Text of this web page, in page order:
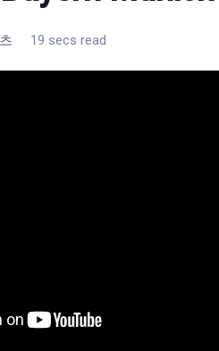
19 secs read